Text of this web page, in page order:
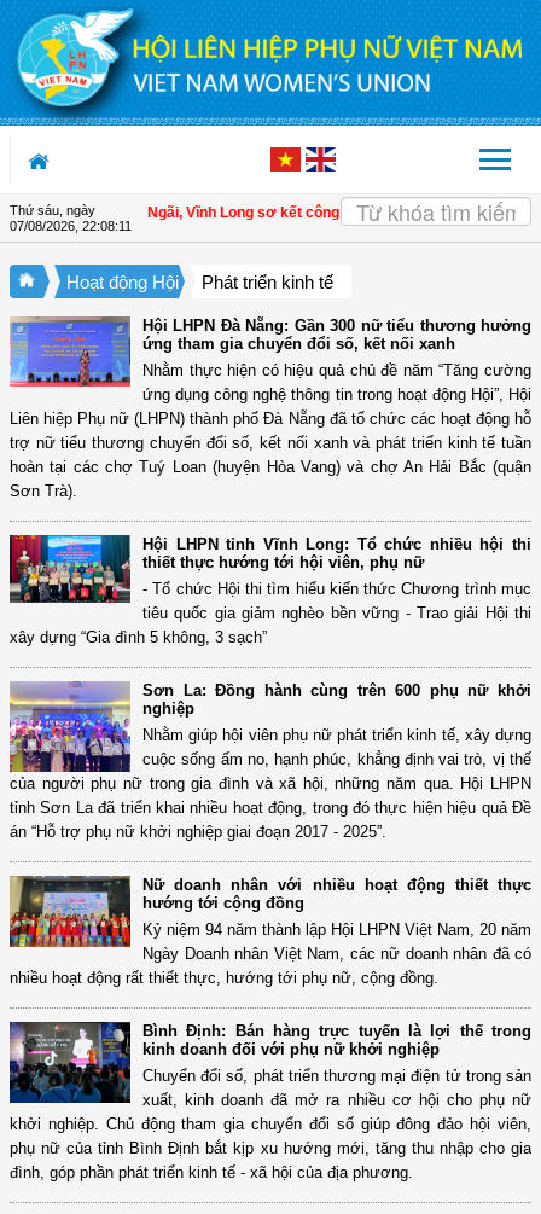
Truy cập nội dung luôn
Thứ sáu, ngày
07/08/2026, 22:08:12
xã Tam Ngãi, Vĩnh Long sơ kết công tác Hội và phong trào phụ nữ 6 tháng
Hoạt động Hội Phát triển kinh tế
Hội LHPN Đà Nẵng: Gần 300 nữ tiểu thương hưởng
ứng tham gia chuyển đổi số, kết nối xanh
Nhằm thực hiện có hiệu quả chủ đề năm “Tăng cường
ứng dụng công nghệ thông tin trong hoạt động Hội”, Hội
Liên hiệp Phụ nữ (LHPN) thành phố Đà Nẵng đã tổ chức các hoạt động hỗ
trợ nữ tiểu thương chuyển đổi số, kết nối xanh và phát triển kinh tế tuần
hoàn tại các chợ Tuý Loan (huyện Hòa Vang) và chợ An Hải Bắc (quận
Sơn Trà).
Hội LHPN tỉnh Vĩnh Long: Tổ chức nhiều hội thi
thiết thực hướng tới hội viên, phụ nữ
- Tổ chức Hội thi tìm hiểu kiến thức Chương trình mục
tiêu quốc gia giảm nghèo bền vững - Trao giải Hội thi
xây dựng “Gia đình 5 không, 3 sạch”
Sơn La: Đồng hành cùng trên 600 phụ nữ khởi
nghiệp
Nhằm giúp hội viên phụ nữ phát triển kinh tế, xây dựng
cuộc sống ấm no, hạnh phúc, khẳng định vai trò, vị thế
của người phụ nữ trong gia đình và xã hội, những năm qua. Hội LHPN
tỉnh Sơn La đã triển khai nhiều hoạt động, trong đó thực hiện hiệu quả Đề
án “Hỗ trợ phụ nữ khởi nghiệp giai đoạn 2017 - 2025”.
Nữ doanh nhân với nhiều hoạt động thiết thực
hướng tới cộng đồng
Kỷ niệm 94 năm thành lập Hội LHPN Việt Nam, 20 năm
Ngày Doanh nhân Việt Nam, các nữ doanh nhân đã có
nhiều hoạt động rất thiết thực, hướng tới phụ nữ, cộng đồng.
Bình Định: Bán hàng trực tuyến là lợi thế trong
kinh doanh đối với phụ nữ khởi nghiệp
Chuyển đổi số, phát triển thương mại điện tử trong sản
xuất, kinh doanh đã mở ra nhiều cơ hội cho phụ nữ
khởi nghiệp. Chủ động tham gia chuyển đổi số giúp đông đảo hội viên,
phụ nữ của tỉnh Bình Định bắt kịp xu hướng mới, tăng thu nhập cho gia
đình, góp phần phát triển kinh tế - xã hội của địa phương.